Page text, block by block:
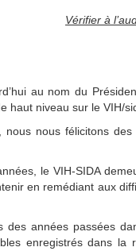
Vérifier à
au nom du
haut niveau sur le VIH/
nous nous félicitons
le VIH-SIDA
en remédiant aux
années passées
enregistrés dans la